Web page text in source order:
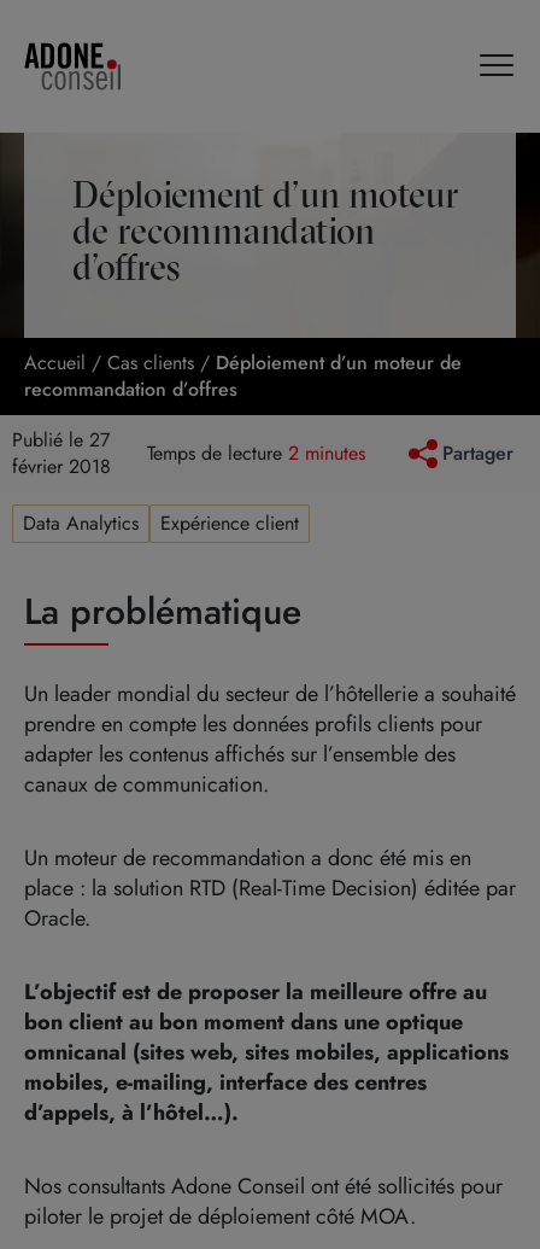
Déploiement d’un moteur
de recommandation
d’offres
Accueil / Cas clients / Déploiement d’un moteur de
recommandation d’offres
Publié le 27
février 2018
Temps de lecture 2 minutes Partager
Data Analytics Expérience client
La problématique
Un leader mondial du secteur de l’hôtellerie a souhaité
prendre en compte les données profils clients pour
adapter les contenus affichés sur l’ensemble des
canaux de communication.
Un moteur de recommandation a donc été mis en
place : la solution RTD (Real-Time Decision) éditée par
Oracle.
L’objectif est de proposer la meilleure offre au
bon client au bon moment dans une optique
omnicanal (sites web, sites mobiles, applications
mobiles, e-mailing, interface des centres
d’appels, à l’hôtel…).
Nos consultants Adone Conseil ont été sollicités pour
piloter le projet de déploiement côté MOA.